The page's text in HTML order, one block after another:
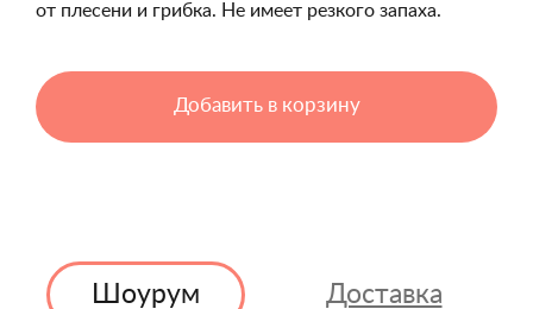
от плесени и грибка. Не имеет резкого запаха.
Добавить в корзину
Шоурум Доставка